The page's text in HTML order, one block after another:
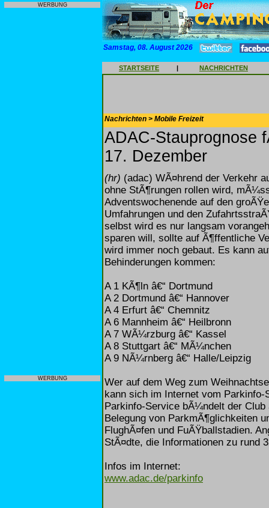
WERBUNG
WERBUNG
Samstag, 08. August 2026
STARTSEITE | NACHRICHTEN
Nachrichten > Mobile Freizeit
ADAC-Stauprognose
17. Dezember
(hr) (adac) WÃ¤hrend der Verkehr
ohne StÃ¶rungen rollen wird,
Adventswochenende auf den
Umfahrungen und den
selbst wird es nur langsam
sparen will, sollte auf Ã¶ffentliche
wird immer noch gebaut. Es kann
Behinderungen kommen:
A 1 KÃ¶ln â€“ Dortmund
A 2 Dortmund â€“ Hannover
A 4 Erfurt â€“ Chemnitz
A 6 Mannheim â€“ Heilbronn
A 7 WÃ¼rzburg â€“ Kassel
A 8 Stuttgart â€“ MÃ¼nchen
A 9 NÃ¼rnberg â€“ Halle/Leipzig
Wer auf dem Weg zum
kann sich im Internet vom
Parkinfo-Service bÃ¼ndelt der
Belegung von ParkmÃ¶glichkeiten
FlughÃ¤fen und FuÃŸballstadien.
StÃ¤dte, die Informationen zu rund
Infos im Internet:
www.adac.de/parkinfo